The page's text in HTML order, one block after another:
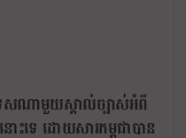
េសណាមួយស្គាល់ច្បាស់អំពី
ោះទេ ដោយសារកម្ពុជាបាន